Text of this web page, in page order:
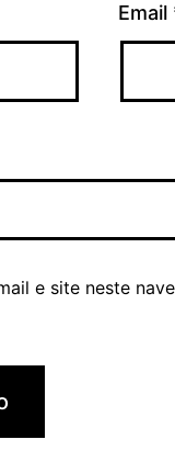
Email
e site neste